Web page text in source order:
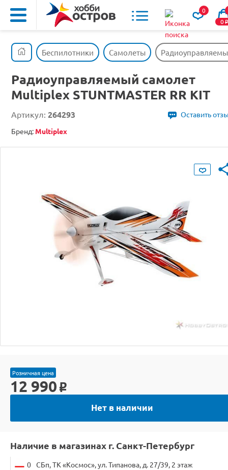
0
0o
Беспилотники Самолеты
Радиоуправляемый самолет
Multiplex STUNTMASTER RR KIT
Артикул: 264293
Оставить
Бренд: Multiplex
Розничная цена
12 990 o
Нет в наличии
Наличие в магазинах г. Санкт-Петербург
0 СБп, ТК «Космос», ул. Типанова, д. 27/39, 2 этаж